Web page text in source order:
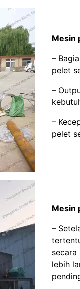
Mesin
–
pelet
–
–
pelet
Mesin
–
secara
lebih